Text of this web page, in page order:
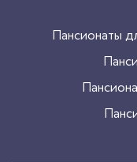
Пансионаты